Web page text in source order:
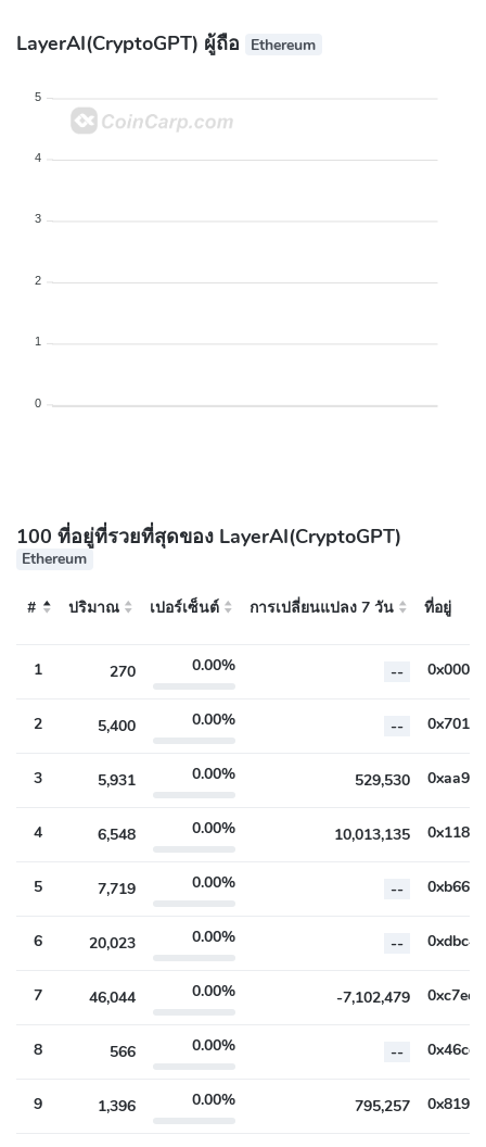
LayerAI(CryptoGPT) ผู้ถือ Ethereum
5
4
3
2
1
0
100 ที่อยู่ที่รวยที่สุดของ LayerAI(CryptoGPT)
Ethereum
# ปริมาณ เปอร์เซ็นต์ การเปลี่ยนแปลง 7 วัน
ที่อยู่
1
270 0.00% --
2 5,400 0.00% --
3 5,931 0.00% 529,530
4 6,548 0.00% 10,013,135
5 7,719 0.00% --
6 20,023 0.00% --
7 46,044 0.00% -7,102,479
8 566 0.00% --
9 1,396 0.00% 795,257